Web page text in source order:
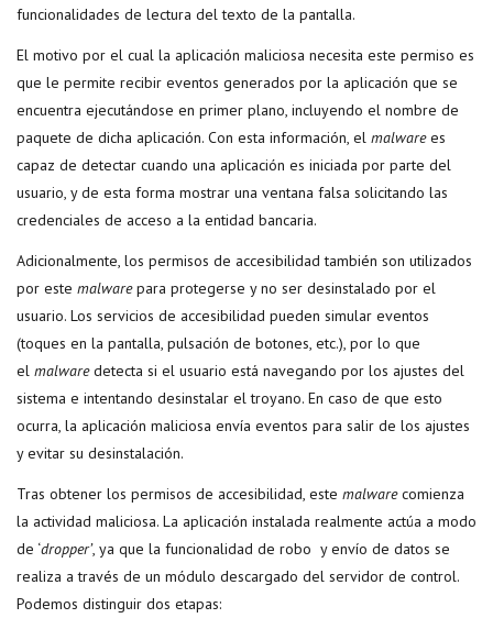
funcionalidades de lectura del texto de la pantalla.
El motivo por el cual la aplicación maliciosa necesita este permiso es
que le permite recibir eventos generados por la aplicación que se
encuentra ejecutándose en primer plano, incluyendo el nombre de
paquete de dicha aplicación. Con esta información, el malwarees
capaz de detectar cuando una aplicación es iniciada por parte del
usuario, y de esta forma mostrar una ventana falsa solicitando las
credenciales de acceso a la entidad bancaria.
Adicionalmente, los permisos de accesibilidad también son utilizados
por este malwarepara protegerse y no ser desinstalado por el
usuario. Los servicios de accesibilidad pueden simular eventos
(toques en la pantalla, pulsación de botones, etc.), por lo que
el malwaredetecta si el usuario está navegando por los ajustes del
sistema e intentando desinstalar el troyano. En caso de que esto
ocurra, la aplicación maliciosa envía eventos para salir de los ajustes
y evitar su desinstalación.
Tras obtener los permisos de accesibilidad, este malwarecomienza
la actividad maliciosa. La aplicación instalada realmente actúa a modo
de ‘dropper’, ya que la funcionalidad de robo y envío de datos se
realiza a través de un módulo descargado del servidor de control.
Podemos distinguir dos etapas: